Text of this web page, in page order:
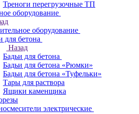
Треноги перегрузочные ТП
оборудование
оборудование
для бетона
Назад
Бадьи для бетона
Бадьи для бетона «Рюмки»
Бадьи для бетона «Туфельки»
Тары для раствора
Ящики каменщика
электрические